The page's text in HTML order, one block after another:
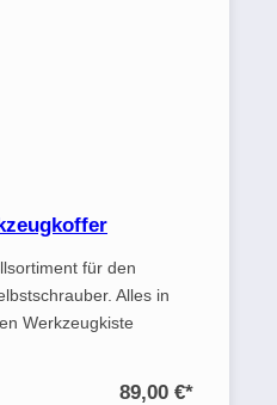
für den
Alles in
Werkzeugkiste
89,00 €*